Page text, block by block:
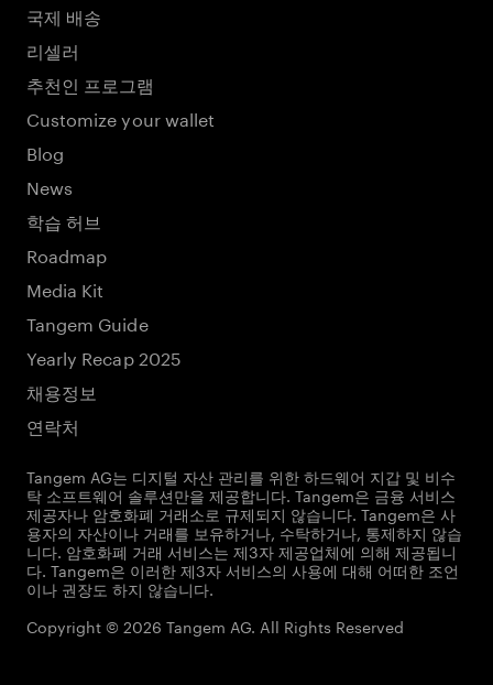
국제 배송
리셀러
추천인 프로그램
Customize your wallet
Blog
News
학습 허브
Roadmap
Media Kit
Tangem Guide
Yearly Recap 2025
채용정보
연락처
Tangem AG는 디지털 자산 관리를 위한 하드웨어 지갑 및 비수
탁 소프트웨어 솔루션만을 제공합니다. Tangem은 금융 서비스
제공자나 암호화폐 거래소로 규제되지 않습니다. Tangem은 사
용자의 자산이나 거래를 보유하거나, 수탁하거나, 통제하지 않습
니다. 암호화폐 거래 서비스는 제3자 제공업체에 의해 제공됩니
다. Tangem은 이러한 제3자 서비스의 사용에 대해 어떠한 조언
이나 권장도 하지 않습니다.